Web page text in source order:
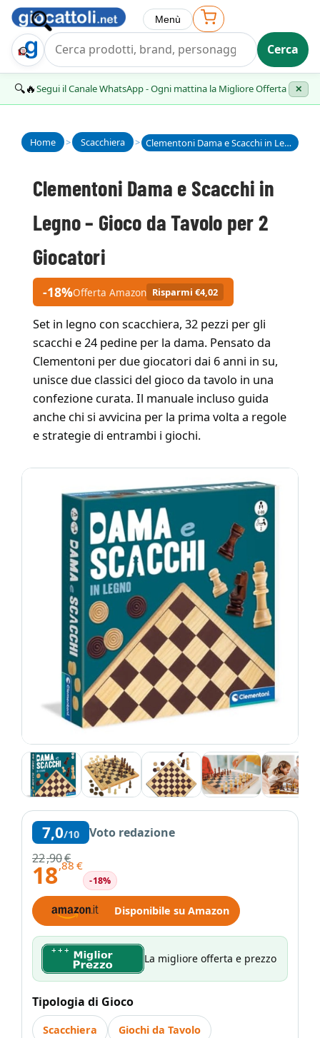
Trova Regalo Cerca
Menù
🔍🔥Segui il Canale WhatsApp - Ogni mattina la Migliore Offerta ✕
Home > Scacchiera > Clementoni Dama e Scacchi in Legno – Gioco da Tavolo per 2 Giocatori
Clementoni Dama e Scacchi in
Legno – Gioco da Tavolo per 2
Giocatori
-18%Offerta Amazon Risparmi €4,02
Set in legno con scacchiera, 32 pezzi per gli
scacchi e 24 pedine per la dama. Pensato da
Clementoni per due giocatori dai 6 anni in su,
unisce due classici del gioco da tavolo in una
confezione curata. Il manuale incluso guida
anche chi si avvicina per la prima volta a regole
e strategie di entrambi i giochi.
7,0/10
Voto redazione
22,90€
18,88 €
-18%
Disponibile su Amazon
La migliore offerta e prezzo
Tipologia di Gioco
Scacchiera Giochi da Tavolo